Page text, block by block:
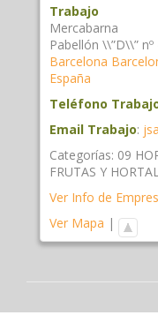
Trabajo
Mercabarna
Pabellón \\”D\\”
Barcelona
España
Teléfono
Email Trabajo:
Categorías: 09
FRUTAS Y
Ver Info de
Ver Mapa |